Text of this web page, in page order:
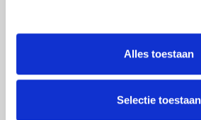
Alles toestaan
Selectie toestaan
€2.789,00 Excl.